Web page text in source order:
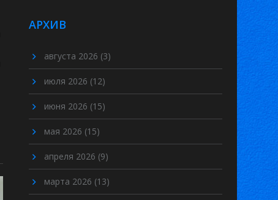
АРХИВ
августа 2026 (3)
июля 2026 (12)
июня 2026 (15)
мая 2026 (15)
апреля 2026 (9)
марта 2026 (13)